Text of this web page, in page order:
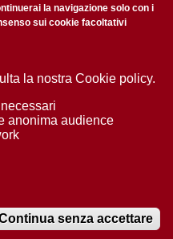
Area stampa
n. 2097/2012 del 18 giugno
la navigazione solo con i
sui cookie facoltativi
la nostra Cookie policy.
anonima audience
senza accettare